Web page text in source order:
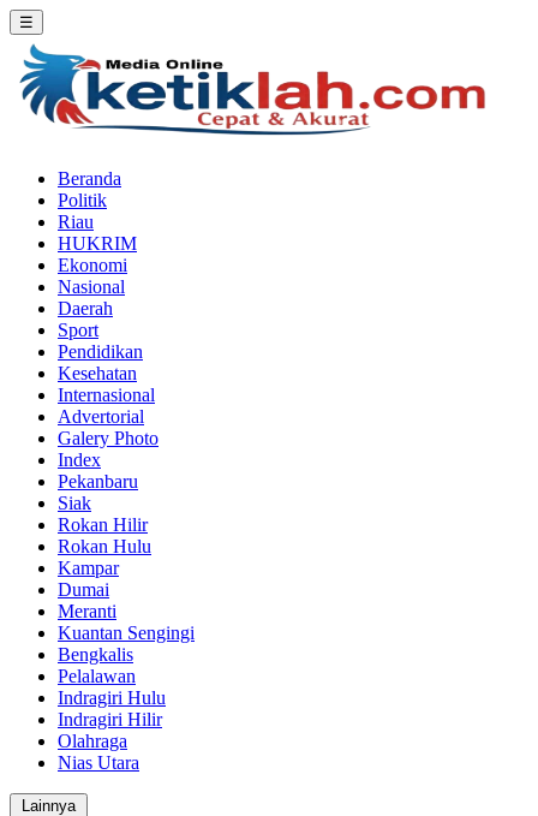
☰
Beranda
Politik
Riau
HUKRIM
Ekonomi
Nasional
Daerah
Sport
Pendidikan
Kesehatan
Internasional
Advertorial
Galery Photo
Index
Pekanbaru
Siak
Rokan Hilir
Rokan Hulu
Kampar
Dumai
Meranti
Kuantan Sengingi
Bengkalis
Pelalawan
Indragiri Hulu
Indragiri Hilir
Olahraga
Nias Utara
Lainnya